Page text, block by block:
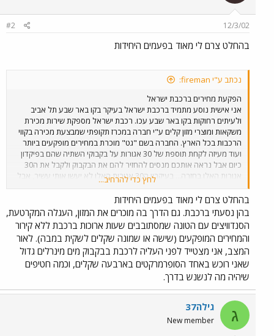
12/3/02
#2
בהחלט צרם לי מאוד בפעמים היחידות
נכתב ע"י fireman:
הפקעת מחירים ברכבת ישראל
אני אישית נוסע מתמיד ברכבת ישראל בעיקר בקו באר שבע תל אביב
ולעיתים רחוקות בקו באר שבע עכו. רכבת ישראל מספקת שירות מכירת
משקאות ומוצרי מזון קלים ע"י חברה במכרז תקופתי שמבצעת מכירה בקווי
הרכבות בכל הארץ. החברה בשם "גט" מוכרת במחירים מופקעים ביותר
ועוד מעיזה לקחת תוספת של 30 אגורות על בקבוקי השתיה שהם בפיקדון
כיום אבל נראה אותכם מנסים להחזיר להם את הבקבוק ולקבל את ה30
אגורות האלו בחזרה... בעיקרון ה30 אגורות האלו לא יעשו אותי עשיר, אבל
זה עניין עקרוני וחצוף מצד החברה הזכיינית. מעבר לכך הנוסעים ברכבת
הופכים לתלויים בשרותיה של אותה זכיינית שדואגת לסחוט את הכספים
היטב היטב מהנוסעים שרובם המכריע הוא חיילים. בגדול אפשר לשרוד את
הנסיעה מבאר שבע לתל אביב בלי לקנות שתיה או משהו לאכול כי זה
בסה"כ שעה....אבל קחו בחשבון שיש חיילים ונוסעים אחרים שעולים על
הרכבת בבאר שבע ויורדים ממנה בנהריה לאחר כמעט 4 שעות. החברה
מנצלת את היותה היחידה בתוך מערכת רכבת ישראל שמוכרת בתוך
הרכבת ובתחנות שימו לב שבתחנות הרכבת עצמן ז"א ברציפים אין מכונות
שתיה ודוכני ממכר כלשהן וזאת על מנת שלא לפגוע באותה זכיינית
שדואגת לדפוק את הנוסעים מכל כיוון אפשרי שהרי אם היו מכונות כאלו
אנשים היו יורדים מהרכבת קונים בכמה שניות ועולים על הרכבת בחזרה
בלי שום בעיה אני חושב שרכבת ישראל שגוף ממשלתי צריכה למנוע את
הסחטנות הזאת של חברת המכרז הזו שפועלת בתוך הרכבות כמונופול
הגוזל את כספי הנוסעים.
לחץ כדי להרחיב...
בהחלט צרם לי מאוד בפעמים היחידות
בהן נסעתי ברכבת. גם הדרך בה מוכרים את המזון, העגלה המקרטעת,
הסנדוויצים עם הטונה שמסתובבים שעות ארוכות ברכבת ללא קירור
והמחירים המופקעים (שישה או שמונה שקלים לשקית במבה). לאור
המצב, אני מצטייד לפני העליה לרכבת בבקבוק מים מינרלים גדול
שאני רוכש באחד הסופרמרקטים בארבעה שקלים, וכמה חטיפים
שיהיה מה לנשנש בדרך.
ג גילה37
New member